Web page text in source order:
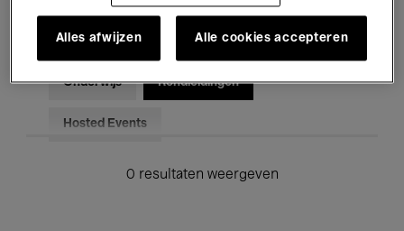
Voor iedereen Kids’ Palace
Onderwijs Rondleidingen
Hosted Events
0 resultaten weergeven
Alles afwijzen Alle cookies accepteren